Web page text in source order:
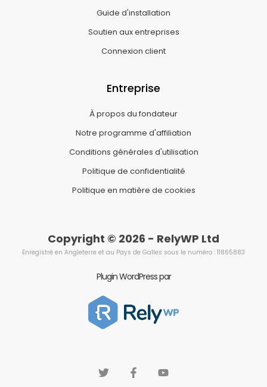
Guide d'installation
Soutien aux entreprises
Connexion client
Entreprise
À propos du fondateur
Notre programme d'affiliation
Conditions générales d'utilisation
Politique de confidentialité
Politique en matière de cookies
Copyright © 2026 - RelyWP Ltd
Enregistré en Angleterre et au Pays de Galles sous le numéro : 11865883
Plugin WordPress par